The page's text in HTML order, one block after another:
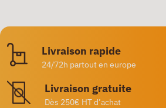
Livraison rapide
24/72h partout en europe
Livraison gratuite
Dès 250€ HT d’achat